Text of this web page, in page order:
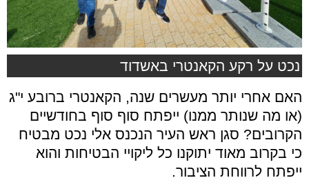
נכט על רקע הקאנטרי באשדוד
האם אחרי יותר מעשרים שנה, הקאנטרי ברובע י"ג
(או מה שנותר ממנו) ייפתח סוף סוף בחודשיים
הקרובים? סגן ראש העיר הנכנס אלי נכט מבטיח
כי בקרוב מאוד יתוקנו כל ליקויי הבטיחות והוא
ייפתח לרווחת הציבור.